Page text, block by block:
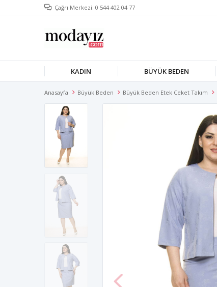
Çağrı Merkezi: 0 544 402 04 77
KADIN BÜYÜK BEDEN
Anasayfa Büyük Beden Büyük Beden Etek Ceket Takım